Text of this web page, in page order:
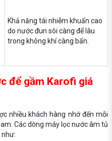
Khả năng tái nhiễm khuẩn cao
do nước đun sôi càng để lâu
trong không khí càng bẩn.
để gầm Karofi giá
nhiều khách hàng nhớ đến mỗi
Các dòng máy lọc nước âm tủ
như: